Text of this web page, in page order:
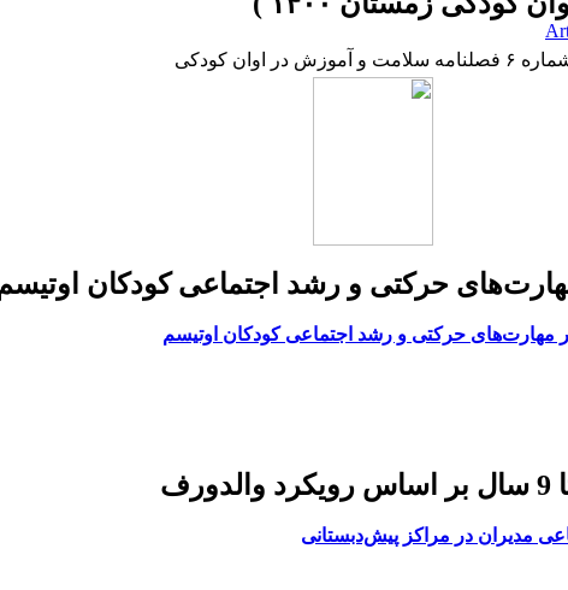
۶ فصلنامه سلامت و آموزش در اوان کودکی
حرکتی و رشد اجتماعی کودکان
حرکتی و رشد اجتماعی کودکان اوتیسم
مدیران در مراکز پیش‌دبستانی